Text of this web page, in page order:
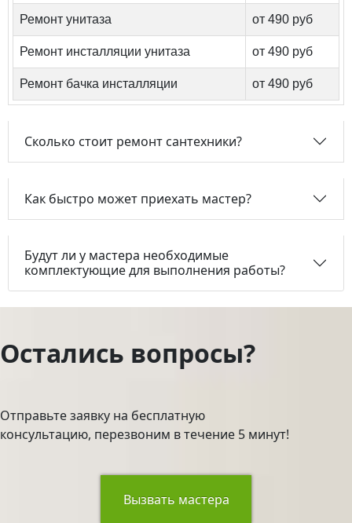
Ремонт унитаза от 490 руб
Ремонт инсталляции унитаза от 490 руб
Ремонт бачка инсталляции от 490 руб
Сколько стоит ремонт сантехники?
Как быстро может приехать мастер?
Будут ли у мастера необходимые
комплектующие для выполнения работы?
Остались вопросы?
Отправьте заявку на бесплатную
консультацию, перезвоним в течение 5 минут!
Вызвать мастера